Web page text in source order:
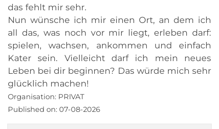
das fehlt mir sehr.
Nun wünsche ich mir einen Ort, an dem ich
all das, was noch vor mir liegt, erleben darf:
spielen, wachsen, ankommen und einfach
Kater sein. Vielleicht darf ich mein neues
Leben bei dir beginnen? Das würde mich sehr
glücklich machen!
Organisation: PRIVAT
Published on: 07-08-2026